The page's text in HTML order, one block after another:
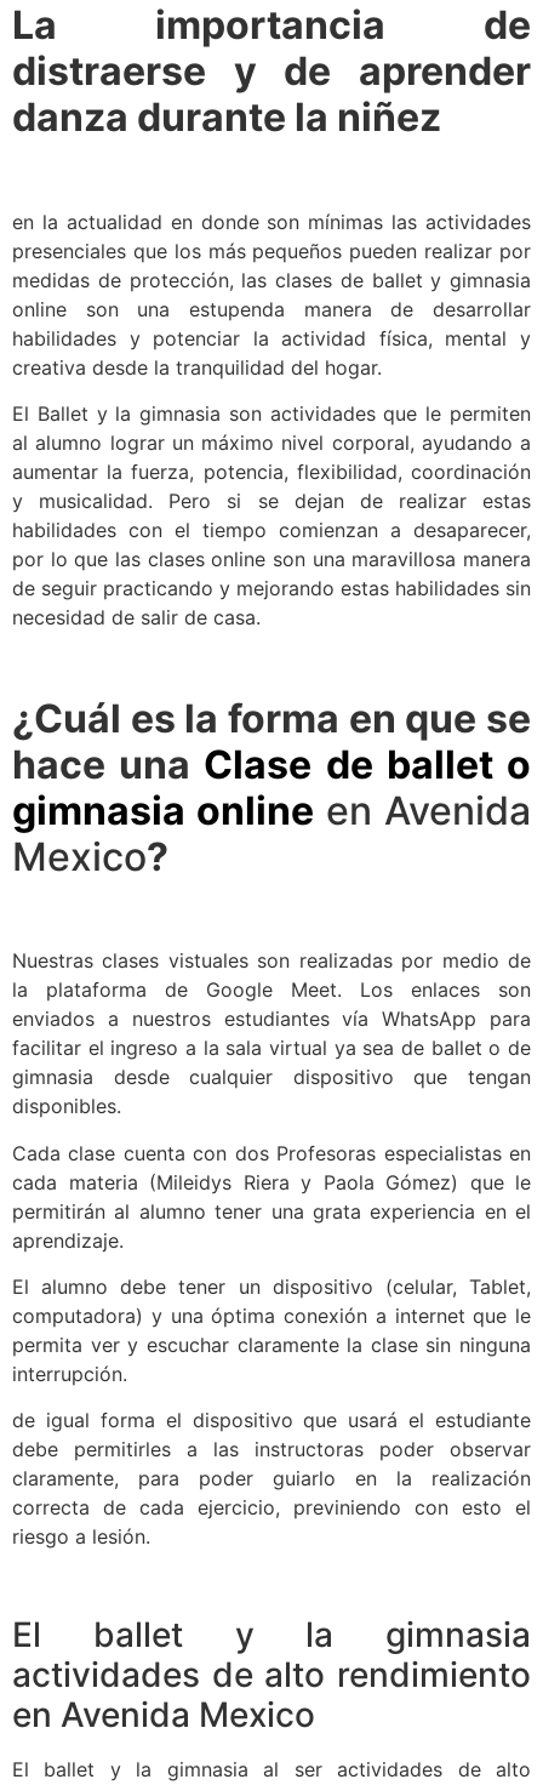
La importancia de
distraerse y de aprender
danza durante la niñez
en la actualidad en donde son mínimas las actividades
presenciales que los más pequeños pueden realizar por
medidas de protección, las clases de ballet y gimnasia
online son una estupenda manera de desarrollar
habilidades y potenciar la actividad física, mental y
creativa desde la tranquilidad del hogar.
El Ballet y la gimnasia son actividades que le permiten
al alumno lograr un máximo nivel corporal, ayudando a
aumentar la fuerza, potencia, flexibilidad, coordinación
y musicalidad. Pero si se dejan de realizar estas
habilidades con el tiempo comienzan a desaparecer,
por lo que las clases online son una maravillosa manera
de seguir practicando y mejorando estas habilidades sin
necesidad de salir de casa.
¿Cuál es la forma en que se
hace una Clase de ballet o
gimnasia online en Avenida
Mexico?
Nuestras clases vistuales son realizadas por medio de
la plataforma de Google Meet. Los enlaces son
enviados a nuestros estudiantes vía WhatsApp para
facilitar el ingreso a la sala virtual ya sea de ballet o de
gimnasia desde cualquier dispositivo que tengan
disponibles.
Cada clase cuenta con dos Profesoras especialistas en
cada materia (Mileidys Riera y Paola Gómez) que le
permitirán al alumno tener una grata experiencia en el
aprendizaje.
El alumno debe tener un dispositivo (celular, Tablet,
computadora) y una óptima conexión a internet que le
permita ver y escuchar claramente la clase sin ninguna
interrupción.
de igual forma el dispositivo que usará el estudiante
debe permitirles a las instructoras poder observar
claramente, para poder guiarlo en la realización
correcta de cada ejercicio, previniendo con esto el
riesgo a lesión.
El ballet y la gimnasia
actividades de alto rendimiento
en Avenida Mexico
El ballet y la gimnasia al ser actividades de alto